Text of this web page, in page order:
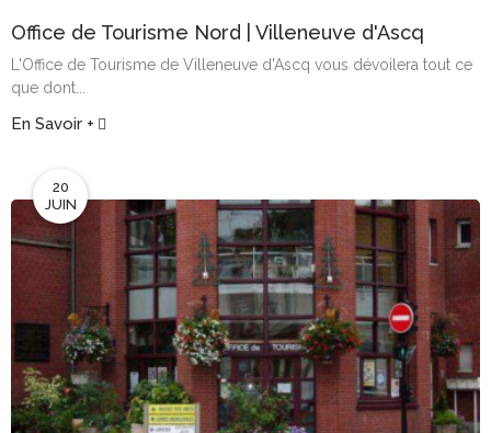
Office de Tourisme Nord | Villeneuve d'Ascq
L'Office de Tourisme de Villeneuve d'Ascq vous dévoilera tout ce
que dont...
En Savoir +
20
JUIN